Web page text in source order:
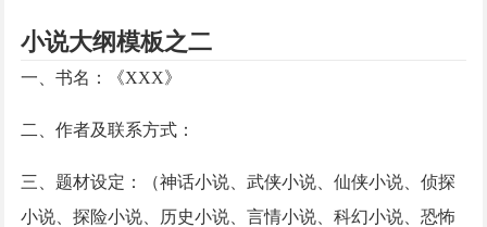
小说大纲模板之二
一、书名：《XXX》
二、作者及联系方式：
三、题材设定：（神话小说、武侠小说、仙侠小说、侦探
小说、探险小说、历史小说、言情小说、科幻小说、恐怖